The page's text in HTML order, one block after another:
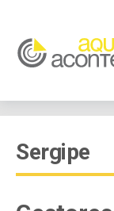
Sergipe